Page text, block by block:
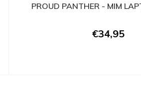
PROUD PANTHER - MIM
€34,95